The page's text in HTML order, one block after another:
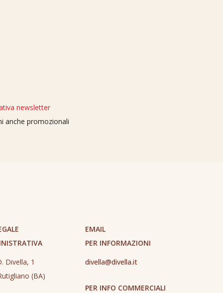
newsletter
anche promozionali
Divella, 1
(BA)
EMAIL
PER INFORMAZIONI
divella@divella.it
PER INFO COMMERCIALI